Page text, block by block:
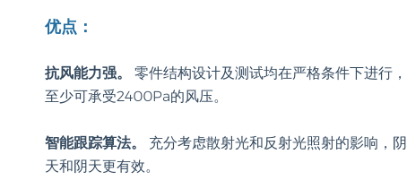
优点：
抗风能力强。 零件结构设计及测试均在严格条件下进行，
至少可承受2400Pa的风压。
智能跟踪算法。
充分考虑散射光和反射光照射的影响，阴
天和阴天更有效。